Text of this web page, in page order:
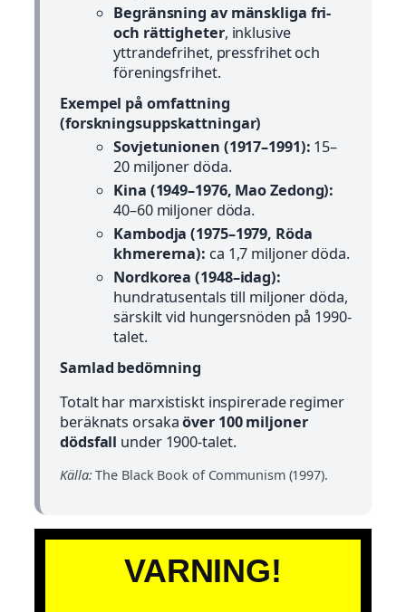
Begränsning av mänskliga fri-
och rättigheter, inklusive
yttrandefrihet, pressfrihet och
föreningsfrihet.
Exempel på omfattning
(forskningsuppskattningar)
Sovjetunionen (1917–1991): 15–
20 miljoner döda.
Kina (1949–1976, Mao Zedong):
40–60 miljoner döda.
Kambodja (1975–1979, Röda
khmererna): ca 1,7 miljoner döda.
Nordkorea (1948–idag):
hundratusentals till miljoner döda,
särskilt vid hungersnöden på 1990-
talet.
Samlad bedömning
Totalt har marxistiskt inspirerade regimer
beräknats orsakaöver 100 miljoner
dödsfall under 1900-talet.
Källa: The Black Book of Communism(1997).
VARNING!